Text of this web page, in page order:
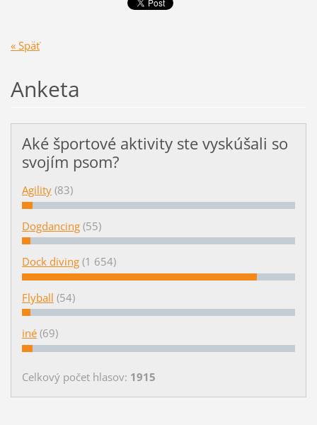
« Späť
Anketa
Aké športové aktivity ste vyskúšali so
svojím psom?
Agility (83)
Dogdancing (55)
Dock diving (1 654)
Flyball (54)
iné (69)
Celkový počet hlasov: 1915